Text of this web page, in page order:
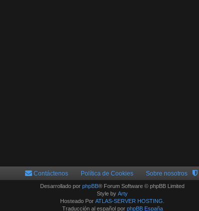
Sobre nosotros
Política de Cookies
Contáctenos
Desarrollado por phpBB® Forum Software © phpBB Limited
Style by Arty
Hosteado Por ATLAS-SERVER HOSTING.
Traducción al español por phpBB España